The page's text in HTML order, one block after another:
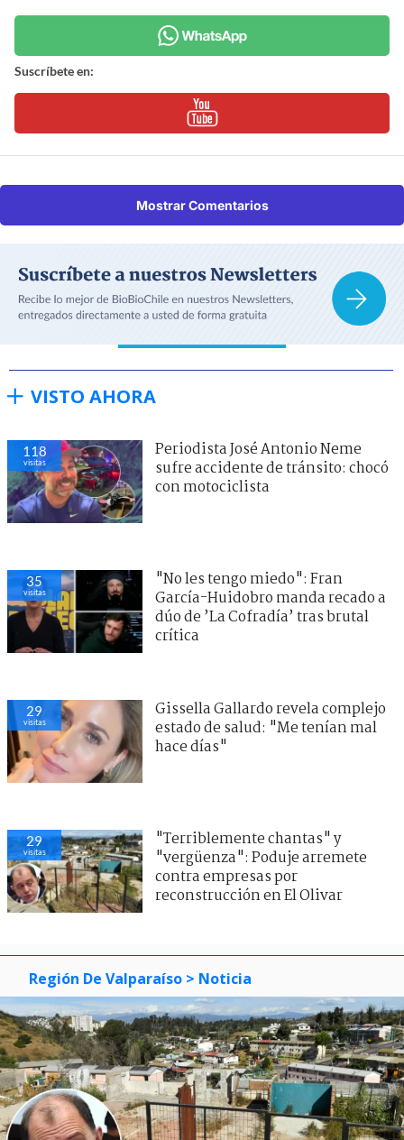
Suscríbete en:
Mostrar Comentarios
VISTO AHORA
118
visitas
Periodista José Antonio Neme
sufre accidente de tránsito: chocó
con motociclista
35
visitas
"No les tengo miedo": Fran
García-Huidobro manda recado a
dúo de ’La Cofradía’ tras brutal
crítica
29
visitas
Gissella Gallardo revela complejo
estado de salud: "Me tenían mal
hace días"
29
visitas
"Terriblemente chantas" y
"vergüenza": Poduje arremete
contra empresas por
reconstrucción en El Olivar
Región De Valparaíso > Noticia